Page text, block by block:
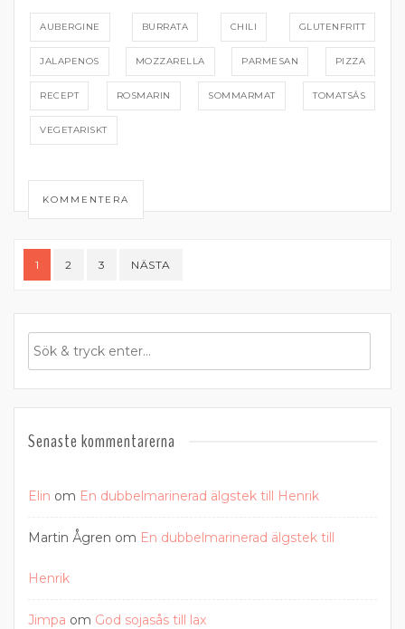
AUBERGINE BURRATA CHILI GLUTENFRITT
JALAPENOS MOZZARELLA PARMESAN PIZZA
RECEPT ROSMARIN SOMMARMAT TOMATSÅS
VEGETARISKT
KOMMENTERA
Sidnumrering
för
1 2 3 NÄSTA
Senaste kommentarerna
Elin om En dubbelmarinerad älgstek till Henrik
Martin Ågren om En dubbelmarinerad älgstek till
Henrik
Jimpa om God sojasås till lax